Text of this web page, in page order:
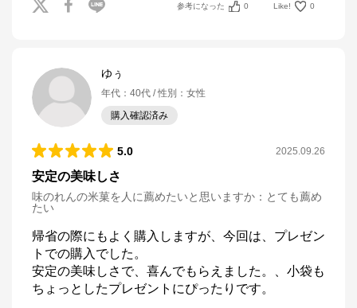
参考になった 0 Like! 0
ゆぅ
年代 ： 40代 性別 ： 女性
購入確認済み
5.0 2025.09.26
安定の美味しさ
味のれんの米菓を人に薦めたいと思いますか ： とても薦め
たい
帰省の際にもよく購入しますが、今回は、プレゼン
トでの購入でした。
安定の美味しさで、喜んでもらえました。、小袋も
ちょっとしたプレゼントにぴったりです。